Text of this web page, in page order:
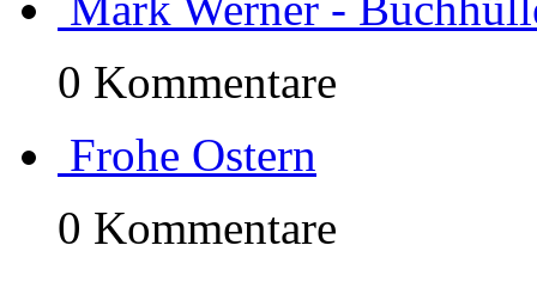
0 Kommentare
Frohe Ostern
0 Kommentare